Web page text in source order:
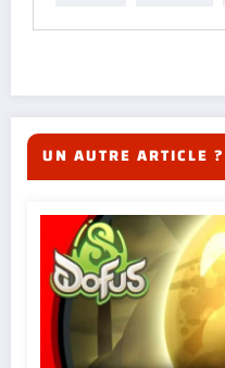
UN AUTRE ARTICLE ?